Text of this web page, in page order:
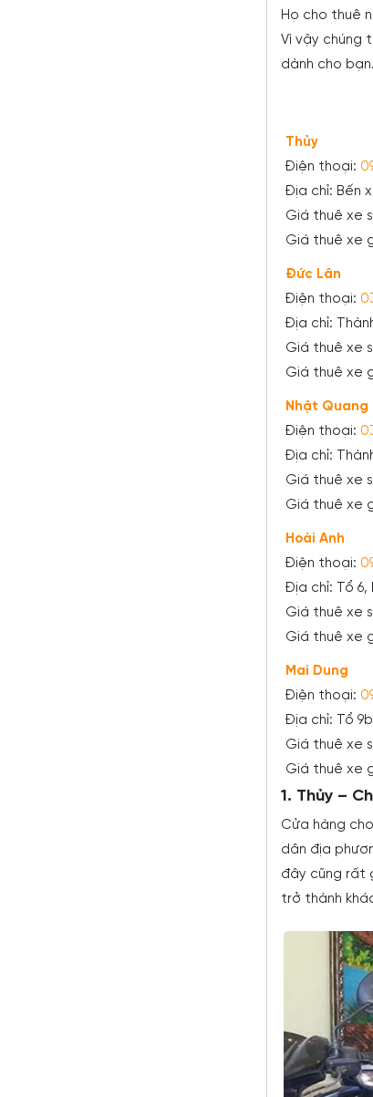
Họ cho thuê
Vì vậy chúng
dành cho bạn.
Thủy
Điện thoại:
Địa chỉ: Bến
Giá thuê xe
Giá thuê xe
Đức Lân
Điện thoại:
Địa chỉ:
Giá thuê xe
Giá thuê xe
Nhật Quang
Điện thoại:
Địa chỉ:
Giá thuê xe
Giá thuê xe
Hoài Anh
Điện thoại:
Địa chỉ: Tổ 6,
Giá thuê xe
Giá thuê xe
Mai Dung
Điện thoại:
Địa chỉ: Tổ
Giá thuê xe
Giá thuê xe
1. Thủy –
Cửa hàng
dân địa
đây cũng rất
trở thành